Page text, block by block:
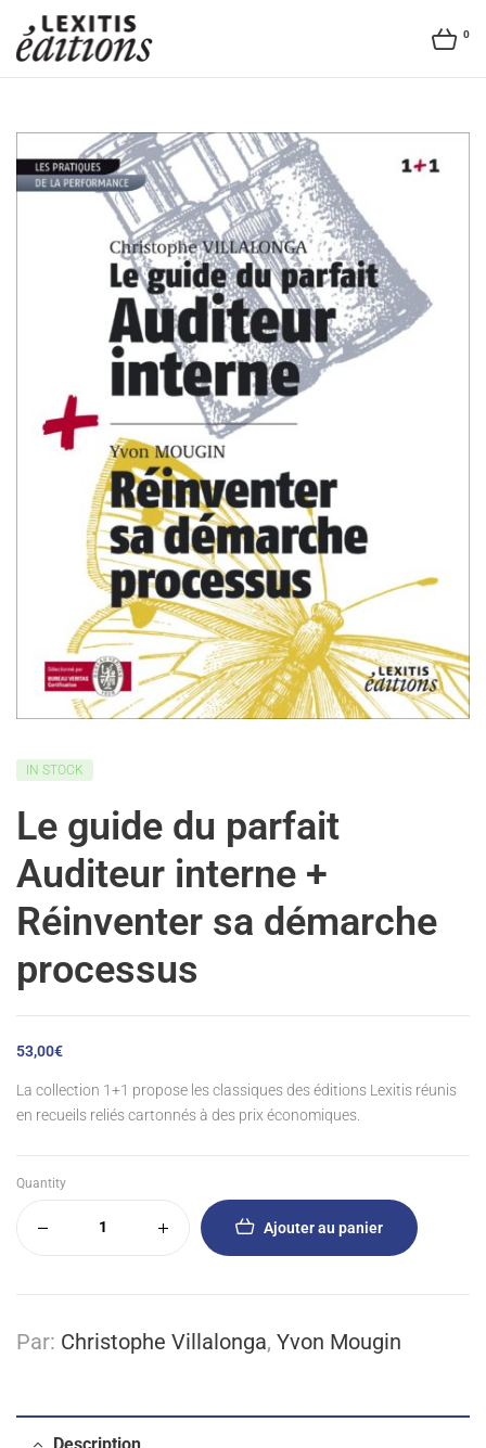
Lexitis
Editions
0
IN STOCK
Le guide du parfait
Auditeur interne +
Réinventer sa démarche
processus
53,00€
La collection 1+1 propose les classiques des éditions Lexitis réunis
en recueils reliés cartonnés à des prix économiques.
Quantity
Ajouter au panier
Par: Christophe Villalonga, Yvon Mougin